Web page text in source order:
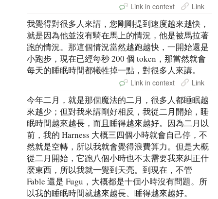
Link in context Link
我覺得對很多人來講，您剛剛提到速度越來越快，
就是因為他並沒有騎在馬上的情況，他是被馬拉著
跑的情況。那這個情況當然越跑越快，一開始還是
小跑步，現在已經每秒 200 個 token，那當然就會
每天的睡眠時間都犧牲掉一點，對很多人來講。
Link in context Link
今年二月，就是那個魔法的二月，很多人都睡眠越
來越少；但對我來講剛好相反，我從二月開始，睡
眠時間越來越長，而且睡得越來越好。因為二月以
前，我的 Harness 大概三四個小時就會自己停，不
然就是空轉，所以我就會覺得浪費算力。但是大概
從二月開始，它跑八個小時也不太需要我來糾正什
麼東西，所以我就一覺到天亮。到現在，不管
Fable 還是 Fugu，大概都是十個小時沒有問題。所
以我的睡眠時間就越來越長、睡得越來越好。